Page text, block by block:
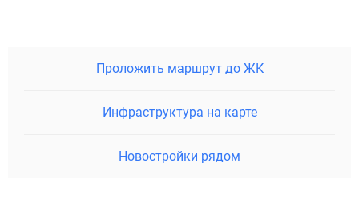
Проложить маршрут до ЖК
Инфраструктура на карте
Новостройки рядом